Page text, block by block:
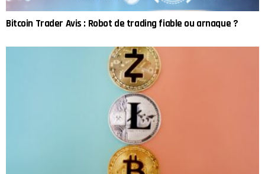
Bitcoin Trader Avis : Robot de trading fiable ou arnaque ?